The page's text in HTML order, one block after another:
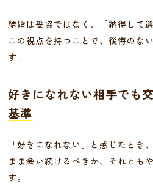
結婚は妥協ではなく、「納得して選
この視点を持つことで、後悔のな
す。
好きになれない相手でも
基準
「好きになれない」と感じたとき
まま会い続けるべきか、それとも
す。